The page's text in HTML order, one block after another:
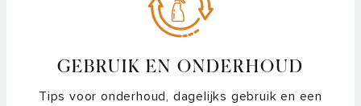
Waarom kan ik mijn apparaat niet registreren voor garantie?
GEBRUIK EN ONDERHOUD
Tips voor onderhoud, dagelijks gebruik en een